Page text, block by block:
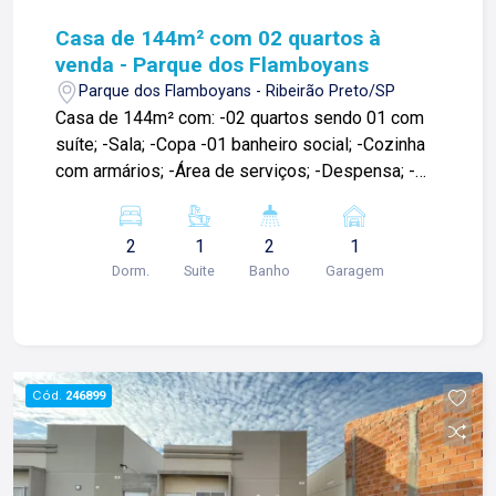
Casa de 144m² com 02 quartos à
venda - Parque dos Flamboyans
Parque dos Flamboyans - Ribeirão Preto/SP
Casa de 144m² com: -02 quartos sendo 01 com
suíte; -Sala; -Copa -01 banheiro social; -Cozinha
com armários; -Área de serviços; -Despensa; -
vaga de garagem; Para mais informações e
agendar visita, entre em contato. Lago é
Relacionamento! Esta é a nossa missão, nosso
clientes. Somos uma imobiliária que, desde a
nossa fundação em 1987, equilibra a
tradicionalidade com o arrojo e a força comercial
da atualidade. Temos mais de 140 funcionários e
parceiros de negócios e ao longo da nossa
2
Dorm.
1
Suite
2
Banho
1
Garagem
Cód. 246899